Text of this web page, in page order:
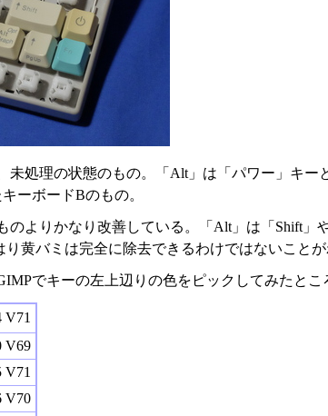
未処理の状態のもの。「Alt」は「パワー」キ
ーボードBのもの。
のよりかなり改善している。「Alt」は「Shift
黄バミは完全に除去できるわけではないことが
でキーの左上辺りの色をピックしてみたとこ
V71
V69
V71
V70